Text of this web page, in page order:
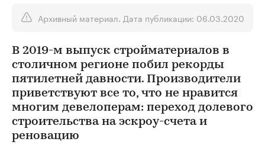
Архивный материал. Дата публикации: 06.03.2020
В 2019-м выпуск стройматериалов в
столичном регионе побил рекорды
пятилетней давности. Производители
приветствуют все то, что не нравится
многим девелоперам: переход долевого
строительства на эскроу-счета и
реновацию